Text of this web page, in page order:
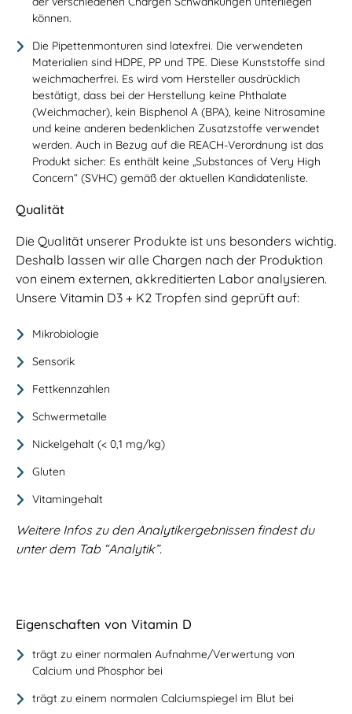
können.
Die Pipettenmonturen sind latexfrei. Die verwendeten
Materialien sind HDPE, PP und TPE. Diese Kunststoffe sind
weichmacherfrei. Es wird vom Hersteller ausdrücklich
bestätigt, dass bei der Herstellung keine Phthalate
(Weichmacher), kein Bisphenol A (BPA), keine Nitrosamine
und keine anderen bedenklichen Zusatzstoffe verwendet
werden. Auch in Bezug auf die REACH-Verordnung ist das
Produkt sicher: Es enthält keine „Substances of Very High
Concern“ (SVHC) gemäß der aktuellen Kandidatenliste.
Qualität
Die Qualität unserer Produkte ist uns besonders wichtig.
Deshalb lassen wir alle Chargen nach der Produktion
von einem externen, akkreditierten Labor analysieren.
Unsere Vitamin D3 + K2 Tropfen sind geprüft auf:
Mikrobiologie
Sensorik
Fettkennzahlen
Schwermetalle
Nickelgehalt (< 0,1 mg/kg)
Gluten
Vitamingehalt
Weitere Infos zu den Analytikergebnissen findest du
unter dem Tab “Analytik”.
Eigenschaften von Vitamin D
trägt zu einer normalen Aufnahme/Verwertung von
Calcium und Phosphor bei
trägt zu einem normalen Calciumspiegel im Blut bei